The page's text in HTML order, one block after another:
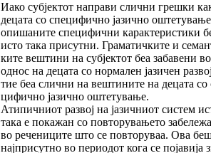
Иако субјек­тот направи слични грешки
децата со специфично јазично
опи­ша­ните спе­цифични карактеристики
исто така при­­сутни. Граматичките и
ките веш­ти­ни на субјектот беа забавени во
однос на де­ца­та со нормален јазичен
тие беа слични на вештините на децата
ци­фично јазично оштетување.
Атипичниот развој на јазичниот систем
така е покажан со повторувањето
во речениците што се повторуваа. Ова
нај­присутно во периодот кога се појавија